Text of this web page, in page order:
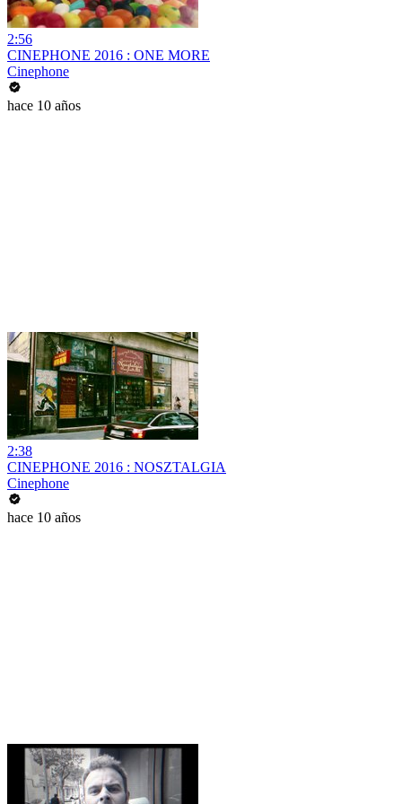
2:56
CINEPHONE 2016 : ONE MORE
Cinephone
hace 10 años
2:38
CINEPHONE 2016 : NOSZTALGIA
Cinephone
hace 10 años